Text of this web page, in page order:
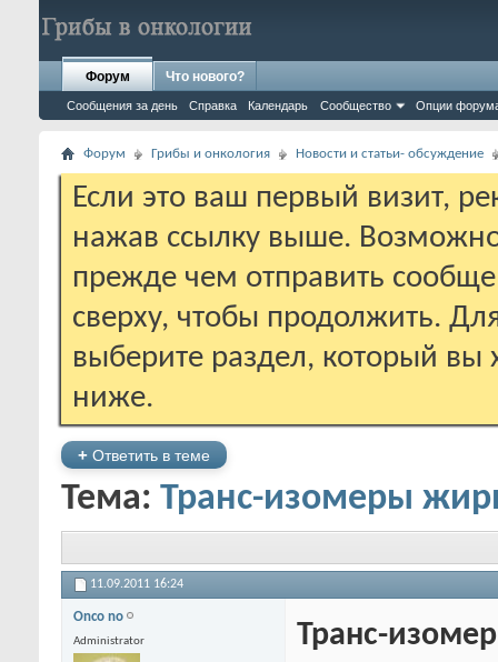
Форум
Сообщения за день Справка Календарь Сообщество Опции
Что нового?
Форум Грибы и онкология Новости и статьи- обсуждение
Если это ваш первый визит,
нажав ссылку выше.
прежде чем отправить
сверху, чтобы продолжить.
выберите раздел, который вы
ниже.
+ Ответить в теме
Тема: Транс-изомеры
11.09.2011 16:24
Onco no
Administrator Транс-